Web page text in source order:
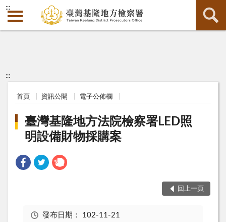
:::
:::
首頁 資訊公開 電子公佈欄
臺灣基隆地方法院檢察署LED照
明設備財物採購案
回上一頁
發布日期： 102-11-21